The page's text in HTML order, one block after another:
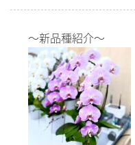
～新品種紹介～